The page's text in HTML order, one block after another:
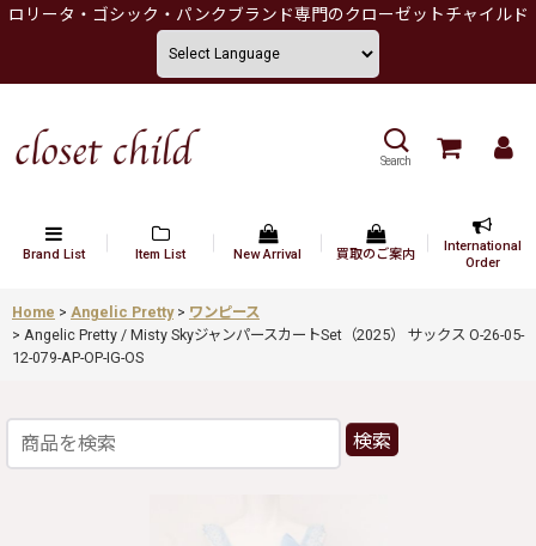
ロリータ・ゴシック・パンクブランド専門のクローゼットチャイルド
Search
Brand List Item List New Arrival 買取のご案内
International
Order
Home > Angelic Pretty > ワンピース
> Angelic Pretty / Misty SkyジャンパースカートSet（2025） サックス O-26-05-
12-079-AP-OP-IG-OS
検索